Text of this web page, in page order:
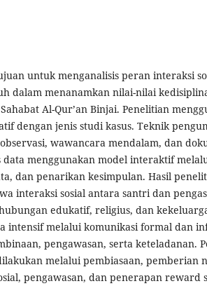
untuk menganalisis peran interaksi
dalam menanamkan nilai-nilai
Al-Qur’an Binjai. Penelitian
dengan jenis studi kasus. Teknik
wawancara mendalam, dan
data menggunakan model interaktif
dan penarikan kesimpulan. Hasil
interaksi sosial antara santri dan
edukatif, religius, dan
intensif melalui komunikasi formal dan
pengawasan, serta keteladanan.
melalui pembiasaan, pemberian
pengawasan, dan penerapan reward